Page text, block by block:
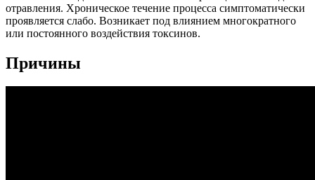
отравления. Хроническое течение процесса симптоматически
проявляется слабо. Возникает под влиянием многократного
или постоянного воздействия токсинов.
Причины